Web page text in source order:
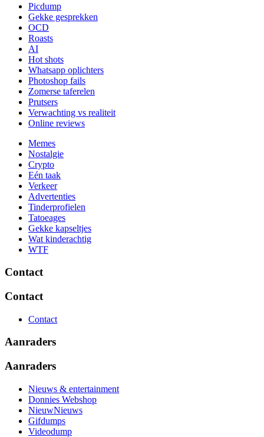
Picdump
Gekke gesprekken
OCD
Roasts
AI
Hot shots
Whatsapp oplichters
Photoshop fails
Zomerse taferelen
Prutsers
Verwachting vs realiteit
Online reviews
Memes
Nostalgie
Crypto
Eén taak
Verkeer
Advertenties
Tinderprofielen
Tatoeages
Gekke kapseltjes
Wat kinderachtig
WTF
Contact
Contact
Contact
Aanraders
Aanraders
Nieuws & entertainment
Donnies Webshop
NieuwNieuws
Gifdumps
Videodump